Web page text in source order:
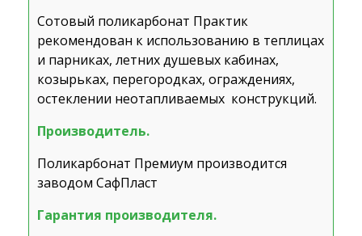
Сотовый поликарбонат Практик
рекомендован к использованию в теплицах
и парниках, летних душевых кабинах,
козырьках, перегородках, ограждениях,
остеклении неотапливаемых конструкций.
Производитель.
Поликарбонат Премиум производится
заводом СафПласт
Гарантия производителя.